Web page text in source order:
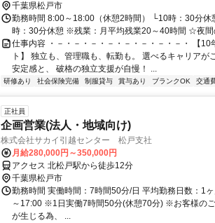
千葉県松戸市
勤務時間 8:00～18:00（休憩2時間） └10時：30分
時：30分休憩 ※残業：月平均残業20～40時間 ☆夜間
仕事内容 ・－・－・－・－・－・－・－・－・ 【10
ト】 独立も、管理職も、転勤も。 選べるキャリアが
安定感と、 破格の独立支援が自慢！ ...
研修あり 社会保険完備 制服貸与 賞与あり ブランクOK 交通
正社員
企画営業(法人・地域向け)
株式会社サカイ引越センター 松戸支社
月給280,000円～350,000円
アクセス 北松戸駅から徒歩12分
千葉県松戸市
勤務時間 実働時間：7時間50分/日 平均勤務日数：1
～17:00 ※1日実働7時間50分(休憩70分) ※お客様の
が生じる為、 ...